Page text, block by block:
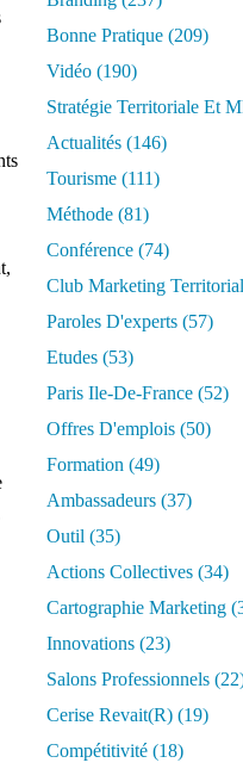
Bonne Pratique (209)
Vidéo (190)
Stratégie Territoriale Et
Actualités (146)
Tourisme (111)
Méthode (81)
Conférence (74)
Club Marketing
Paroles D'experts (57)
Etudes (53)
Paris Ile-De-France (52)
Offres D'emplois (50)
Formation (49)
Ambassadeurs (37)
Outil (35)
Actions Collectives (34)
Cartographie Marketing
Innovations (23)
Salons Professionnels
Cerise Revait(r) (19)
Compétitivité (18)